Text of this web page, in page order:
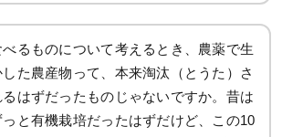
べるものについて考えるとき、農薬で生
した農産物って、本来淘汰（とうた）さ
るはずだったものじゃないですか。昔は
っと有機栽培だったはずだけど、この10